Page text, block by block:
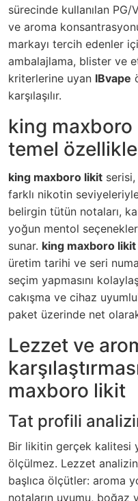
sürecinde kullanılan
ve aroma
markayı tercih edenler
ambalajlama, blister ve
kriterlerine uyan IBvape
karşılaşılır.
king
temel
king maxboro likit
farklı nikotin
belirgin tütün notaları,
yoğun mentol
sunar. king maxboro likit
üretim tarihi ve seri
seçim yapmasını
cakışma ve cihaz
paket üzerinde net
Lezzet ve
maxboro likit
Tat profili
Bir likitin gerçek kalitesi
ölçülmez. Lezzet
başlıca ölçütler: aroma
notaların uyumu,